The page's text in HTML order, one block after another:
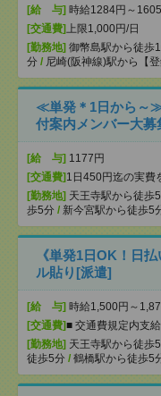
[給 与] 時給1284円～
[交通費] 上限1,000円/日
[勤務地] 御幣島駅から徒歩
分 / 尼崎(阪神線)駅から【
≪単発＊1日から～
付案内メンバー大募
[給 与] 1177円
[交通費] 1日450円迄の実費
[勤務地] 天王寺駅から徒歩
歩5分 / 新今宮駅から徒歩5
《単発1日OK！日
ル貼り[派遣]
[給 与] 時給1,500円～
[交通費]■ 交通費規定内支
[勤務地] 天王寺駅から徒歩
徒歩5分 / 鶴橋駅から徒歩5